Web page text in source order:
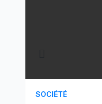
SOCIÉTÉ